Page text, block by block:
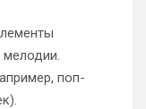
мелодии.
поп-